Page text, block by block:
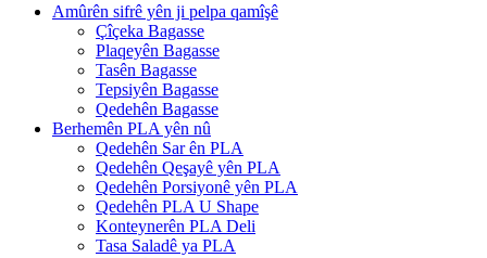
Amûrên sifrê yên ji pelpa qamîşê
Çîçeka Bagasse
Plaqeyên Bagasse
Tasên Bagasse
Tepsiyên Bagasse
Qedehên Bagasse
Berhemên PLA yên nû
Qedehên Sar ên PLA
Qedehên Qeşayê yên PLA
Qedehên Porsiyonê yên PLA
Qedehên PLA U Shape
Konteynerên PLA Deli
Tasa Saladê ya PLA